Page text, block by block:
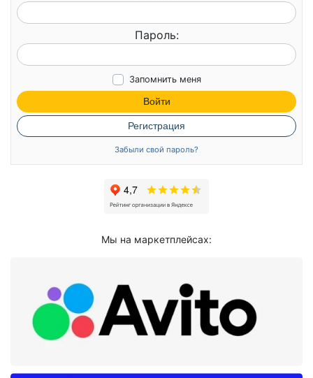
Пароль:
Запомнить меня
Войти
Регистрация
Забыли свой пароль?
Мы на маркетплейсах: